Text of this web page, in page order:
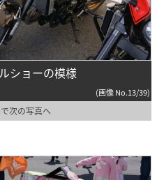
ショーの模様
(画像 No.13/39)
次の写真へ